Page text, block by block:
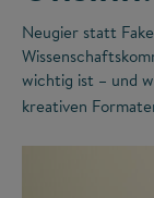
Neugier statt
wichtig ist – und
kreativen